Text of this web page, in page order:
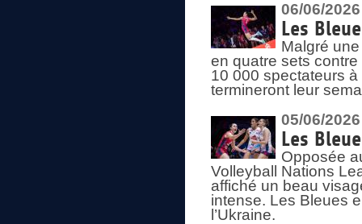
06/06/2026
Les
Malgré
en quatre sets
10 000 spectateurs
termineront leur
05/06/2026
Les
Opposée
Volleyball Nations
affiché un beau
intense. Les Bleues
l’Ukraine.